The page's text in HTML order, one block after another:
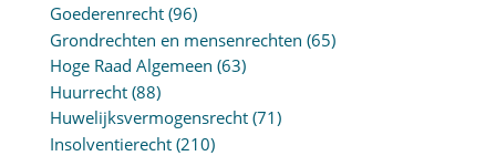
Goederenrecht(96)
Grondrechten en mensenrechten (65)
Hoge Raad Algemeen (63)
Huurrecht(88)
Huwelijksvermogensrecht(71)
Insolventierecht(210)